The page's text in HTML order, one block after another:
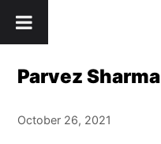
to
Parvez Sharma
October 26, 2021